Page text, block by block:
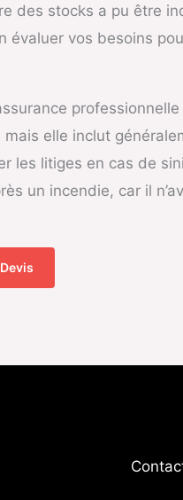
des stocks a pu être
vos besoins
elle inclut
les litiges en cas de
un incendie, car il